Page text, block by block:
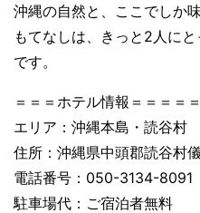
沖縄の自然と、ここでしか
もてなしは、きっと2人に
です。
＝＝＝ホテル情報＝＝＝＝
エリア：沖縄本島・読谷村
住所：沖縄県中頭郡読谷村
電話番号：050-3134-8091
駐車場代：ご宿泊者無料